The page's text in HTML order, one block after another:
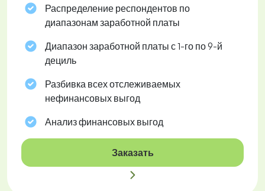
Распределение респондентов по
диапазонам заработной платы
Диапазон заработной платы с 1-го по 9-й
дециль
Разбивка всех отслеживаемых
нефинансовых выгод
Анализ финансовых выгод
Заказать